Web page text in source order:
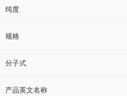
纯度
规格
分子式
产品英文名称